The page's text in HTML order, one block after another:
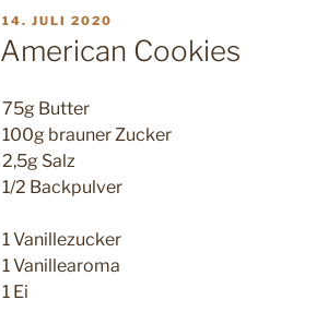
VERÖFFENTLICHT
AM
14. JULI 2020
American Cookies
75g Butter
100g brauner Zucker
2,5g Salz
1/2 Backpulver
1 Vanillezucker
1 Vanillearoma
1 Ei